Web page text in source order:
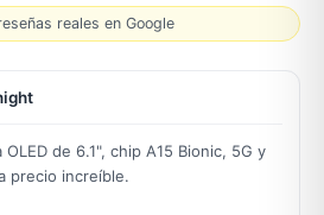
reales en Google
de 6.1", chip A15 Bionic, 5G y
precio increíble.